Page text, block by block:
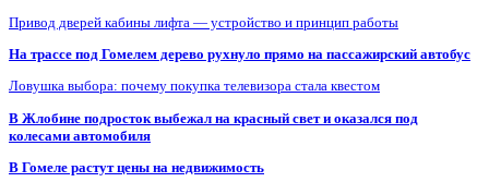
Привод дверей кабины лифта — устройство и принцип работы
На трассе под Гомелем дерево рухнуло прямо на пассажирский автобус
Ловушка выбора: почему покупка телевизора стала квестом
В Жлобине подросток выбежал на красный свет и оказался под
колесами автомобиля
В Гомеле растут цены на недвижимость